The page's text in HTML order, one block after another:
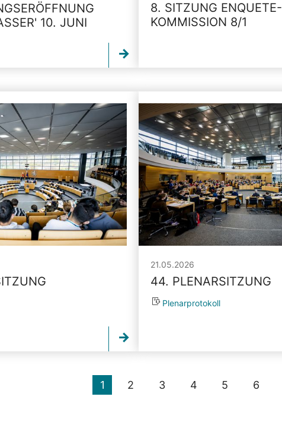
10. JUNI
8. SITZUNG ENQUETE-
KOMMISSION 8/1
21.05.2026
44. PLENARSITZUNG
Plenarprotokoll
1 2 3 4 5 6